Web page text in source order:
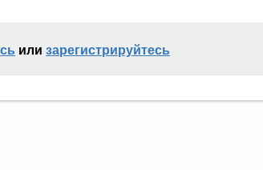
или зарегистрируйтесь